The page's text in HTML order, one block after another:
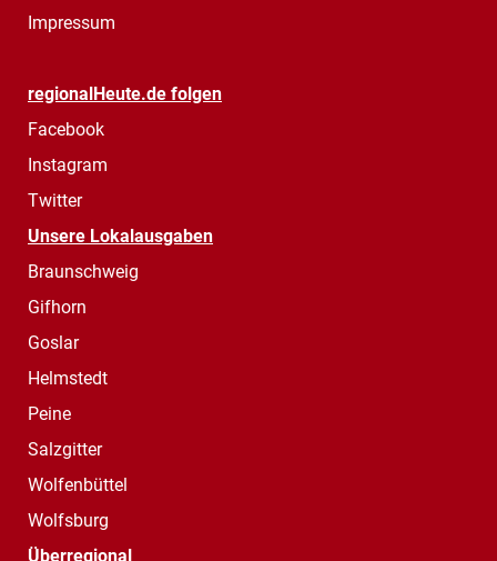
Impressum
regionalHeute.de folgen
Facebook
Instagram
Twitter
Unsere Lokalausgaben
Braunschweig
Gifhorn
Goslar
Helmstedt
Peine
Salzgitter
Wolfenbüttel
Wolfsburg
Überregional